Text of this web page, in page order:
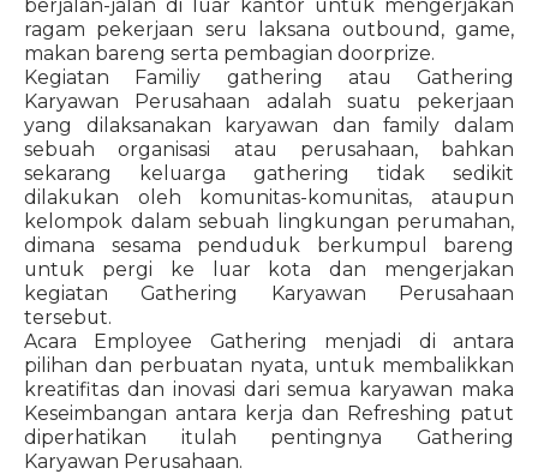
berjalan-jalan di luar kantor untuk mengerjakan
ragam pekerjaan seru laksana outbound, game,
makan bareng serta pembagian doorprize.
Kegiatan Familiy gathering atau Gathering
Karyawan Perusahaan adalah suatu pekerjaan
yang dilaksanakan karyawan dan family dalam
sebuah organisasi atau perusahaan, bahkan
sekarang keluarga gathering tidak sedikit
dilakukan oleh komunitas-komunitas, ataupun
kelompok dalam sebuah lingkungan perumahan,
dimana sesama penduduk berkumpul bareng
untuk pergi ke luar kota dan mengerjakan
kegiatan Gathering Karyawan Perusahaan
tersebut.
Acara Employee Gathering menjadi di antara
pilihan dan perbuatan nyata, untuk membalikkan
kreatifitas dan inovasi dari semua karyawan maka
Keseimbangan antara kerja dan Refreshing patut
diperhatikan itulah pentingnya Gathering
Karyawan Perusahaan.